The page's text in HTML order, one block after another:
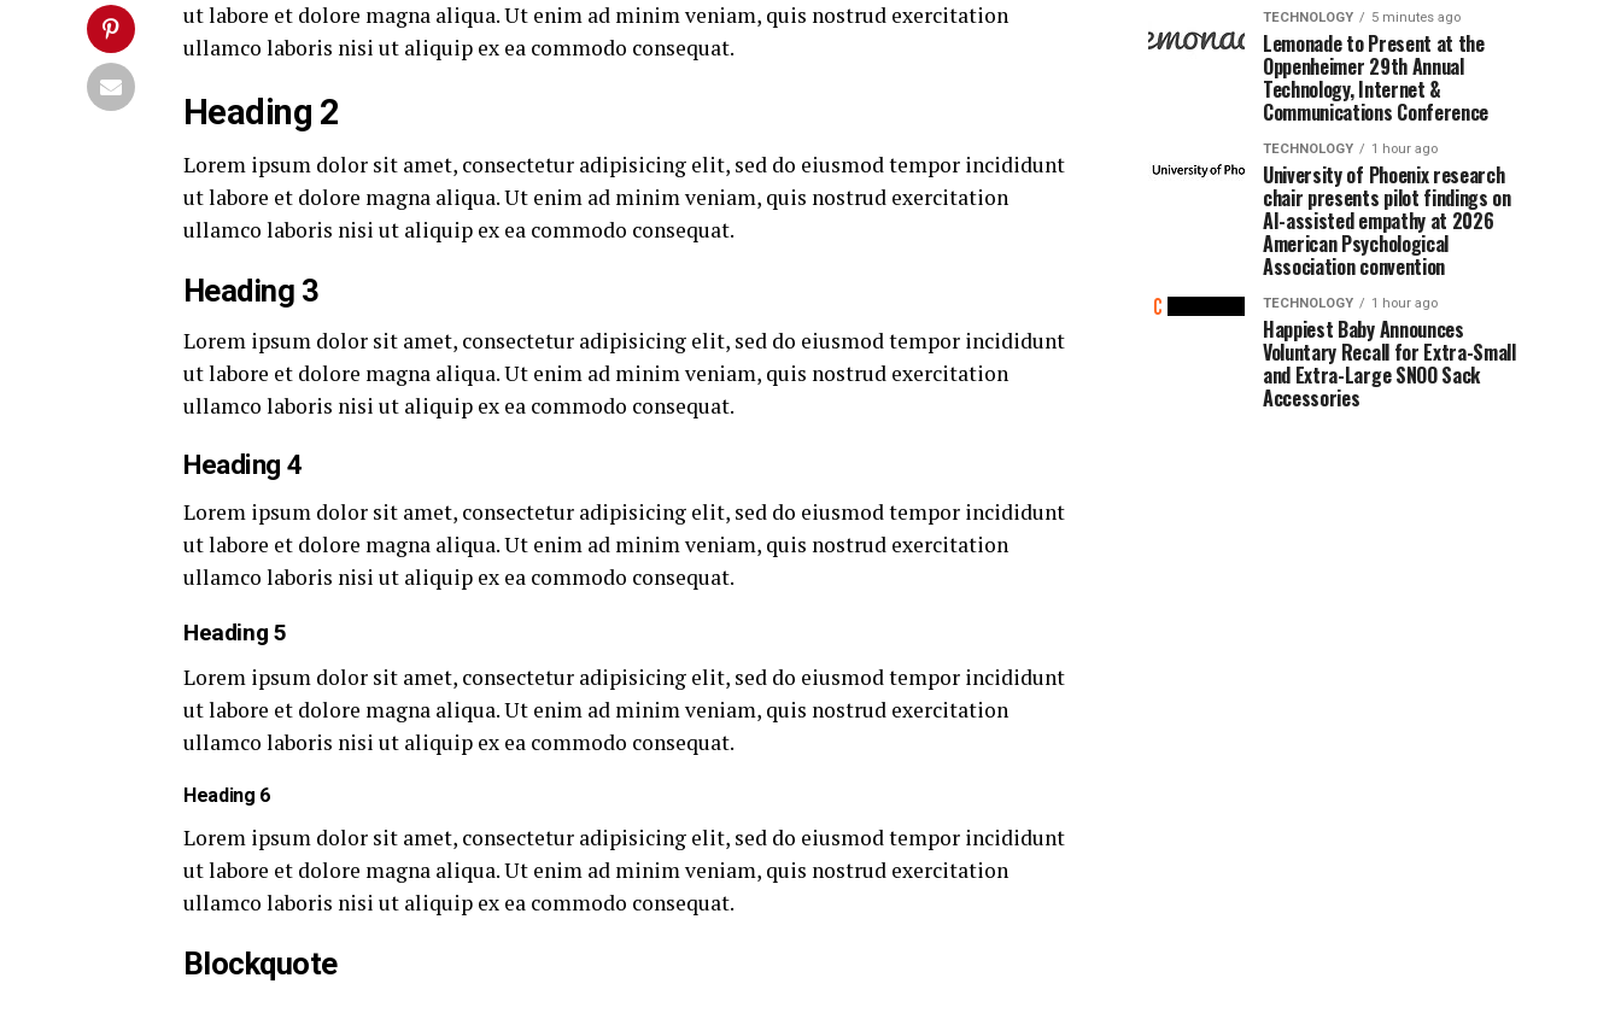
ut labore et dolore magna aliqua. Ut enim ad minim veniam, quis nostrud exercitation
ullamco laboris nisi ut aliquip ex ea commodo consequat.
Heading 2
Lorem ipsum dolor sit amet, consectetur adipisicing elit, sed do eiusmod tempor incididunt
ut labore et dolore magna aliqua. Ut enim ad minim veniam, quis nostrud exercitation
ullamco laboris nisi ut aliquip ex ea commodo consequat.
Heading 3
Lorem ipsum dolor sit amet, consectetur adipisicing elit, sed do eiusmod tempor incididunt
ut labore et dolore magna aliqua. Ut enim ad minim veniam, quis nostrud exercitation
ullamco laboris nisi ut aliquip ex ea commodo consequat.
Heading 4
Lorem ipsum dolor sit amet, consectetur adipisicing elit, sed do eiusmod tempor incididunt
ut labore et dolore magna aliqua. Ut enim ad minim veniam, quis nostrud exercitation
ullamco laboris nisi ut aliquip ex ea commodo consequat.
Heading 5
Lorem ipsum dolor sit amet, consectetur adipisicing elit, sed do eiusmod tempor incididunt
ut labore et dolore magna aliqua. Ut enim ad minim veniam, quis nostrud exercitation
ullamco laboris nisi ut aliquip ex ea commodo consequat.
Heading 6
Lorem ipsum dolor sit amet, consectetur adipisicing elit, sed do eiusmod tempor incididunt
ut labore et dolore magna aliqua. Ut enim ad minim veniam, quis nostrud exercitation
ullamco laboris nisi ut aliquip ex ea commodo consequat.
Blockquote
TECHNOLOGY 5 minutes ago
Lemonade to Present at the
Oppenheimer 29th Annual
Technology, Internet &
Communications Conference
TECHNOLOGY 1 hour ago
University of Phoenix research
chair presents pilot findings on
AI-assisted empathy at 2026
American Psychological
Association convention
TECHNOLOGY 1 hour ago
Happiest Baby Announces
Voluntary Recall for Extra-Small
and Extra-Large SNOO Sack
Accessories